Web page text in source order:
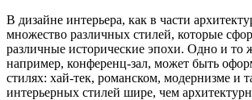
В дизайне интерьера, как в части
множество различных стилей, которые
различные исторические эпохи. Одно и то
например, конференц-зал, может быть
стилях: хай-тек, романском, модернизме и
интерьерных стилей шире, чем